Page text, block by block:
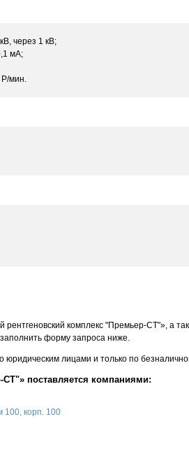
через 1 кВ;
мА;
Р/мин.
комплекс "Премьер-СТ"», а
форму запроса ниже.
лицами и только по
поставляется компаниями:
100, корп. 100